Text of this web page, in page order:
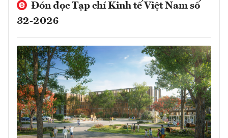
Đón đọc Tạp chí Kinh tế Việt Nam số
32-2026